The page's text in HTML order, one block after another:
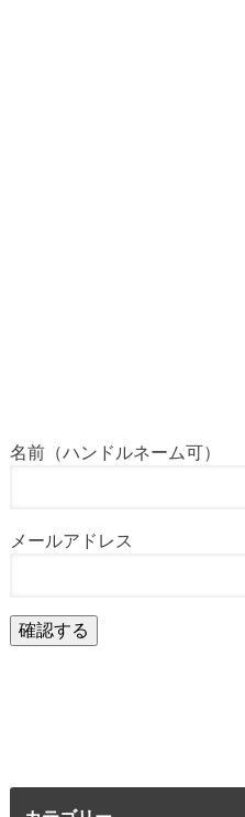
名前（ハンドルネーム可）
メールアドレス